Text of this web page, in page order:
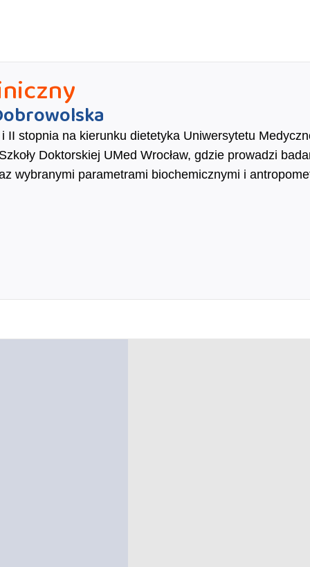
II stopnia na kierunku dietetyka Uniwersytetu
Doktorskiej UMed Wrocław, gdzie prowadzi
wybranymi parametrami biochemicznymi i